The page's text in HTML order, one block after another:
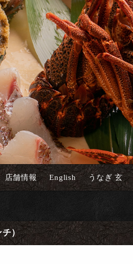
店舗情報 English うなぎ 玄
チ）